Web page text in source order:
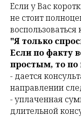
Если у Вас
не стоит
"Я только
Если по факту
простым, то
- дается
направлении
- уплаченная
длительной